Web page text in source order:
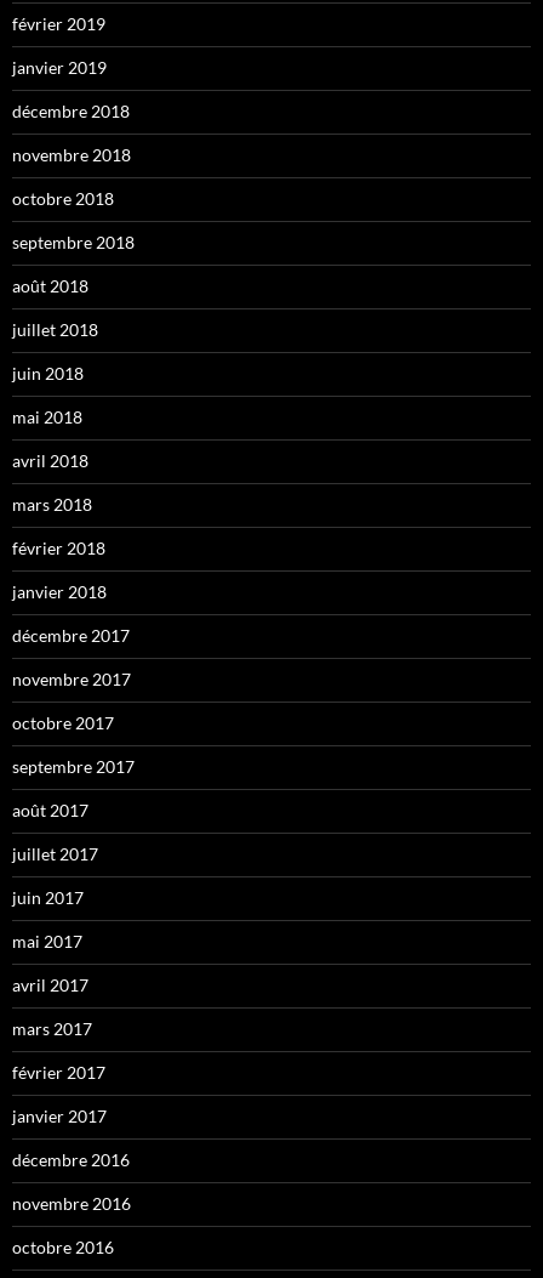
février 2019
janvier 2019
décembre 2018
novembre 2018
octobre 2018
septembre 2018
août 2018
juillet 2018
juin 2018
mai 2018
avril 2018
mars 2018
février 2018
janvier 2018
décembre 2017
novembre 2017
octobre 2017
septembre 2017
août 2017
juillet 2017
juin 2017
mai 2017
avril 2017
mars 2017
février 2017
janvier 2017
décembre 2016
novembre 2016
octobre 2016